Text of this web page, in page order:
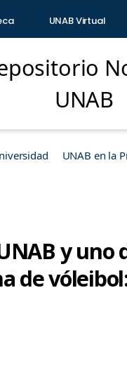
UNAB Virtual
UNAB
UNAB en la
y uno
de